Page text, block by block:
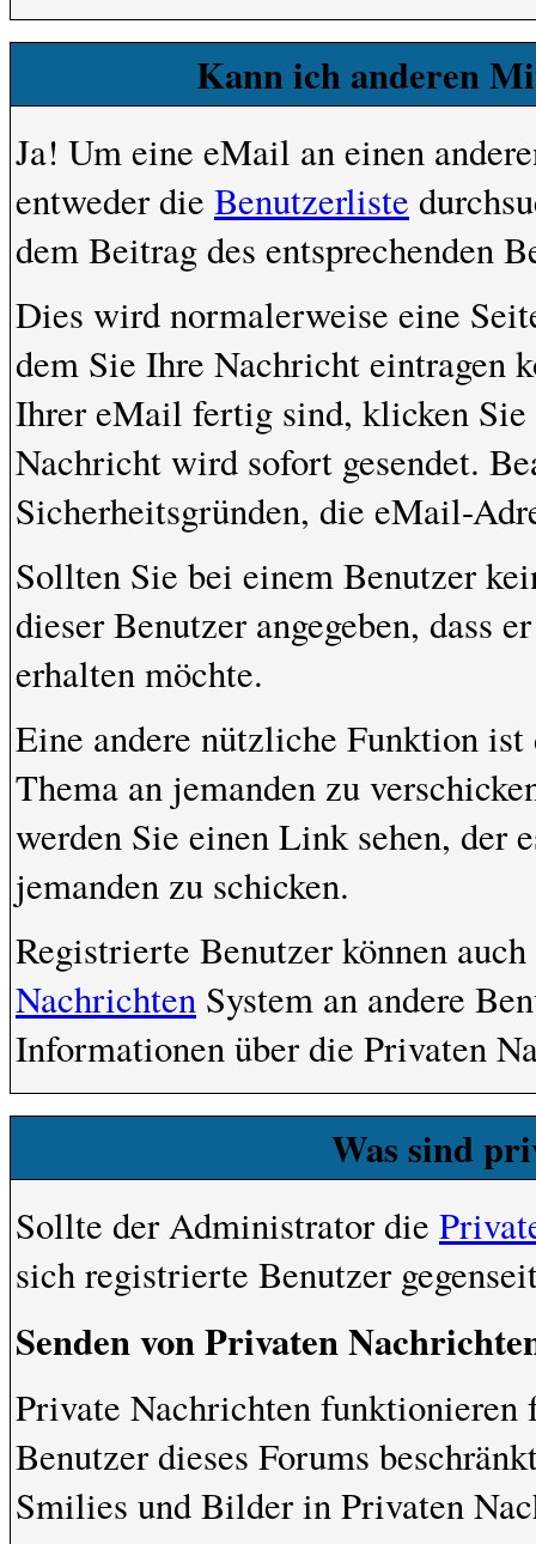
Kann ich anderen
Ja! Um eine eMail an einen
entweder die Benutzerliste
dem Beitrag des entsprechenden
Dies wird normalerweise eine
dem Sie Ihre Nachricht eintragen
Ihrer eMail fertig sind, klicken
Nachricht wird sofort gesendet.
Sicherheitsgründen, die eMail-
Sollten Sie bei einem Benutzer
dieser Benutzer angegeben, dass
erhalten möchte.
Eine andere nützliche Funktion
Thema an jemanden zu
werden Sie einen Link sehen, der
jemanden zu schicken.
Registrierte Benutzer können
Nachrichten System an andere
Informationen über die Privaten
Was sind
Sollte der Administrator die
sich registrierte Benutzer
Senden von Privaten
Private Nachrichten funktionieren
Benutzer dieses Forums
Smilies und Bilder in Privaten